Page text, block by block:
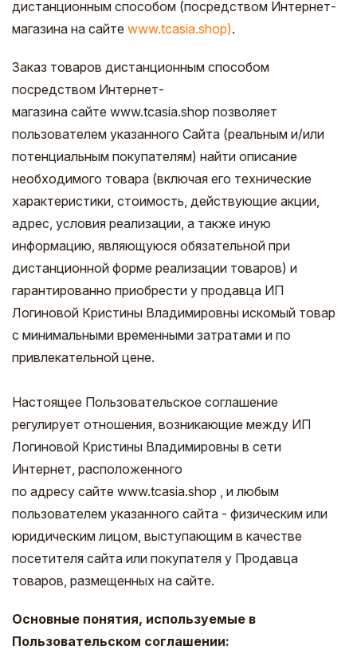
дистанционным способом (посредством Интернет-
магазина на сайте www.tcasia.shop).
Заказ товаров дистанционным способом
посредством Интернет-
магазина сайте www.tcasia.shop позволяет
пользователем указанного Сайта (реальным и/или
потенциальным покупателям) найти описание
необходимого товара (включая его технические
характеристики, стоимость, действующие акции,
адрес, условия реализации, а также иную
информацию, являющуюся обязательной при
дистанционной форме реализации товаров) и
гарантированно приобрести у продавца ИП
Логиновой Кристины Владимировны искомый товар
с минимальными временными затратами и по
привлекательной цене.
Настоящее Пользовательское соглашение
регулирует отношения, возникающие между ИП
Логиновой Кристины Владимировны в сети
Интернет, расположенного
по адресу сайте www.tcasia.shop , и любым
пользователем указанного сайта - физическим или
юридическим лицом, выступающим в качестве
посетителя сайта или покупателя у Продавца
товаров, размещенных на сайте.
Основные понятия, используемые в
Пользовательском соглашении: